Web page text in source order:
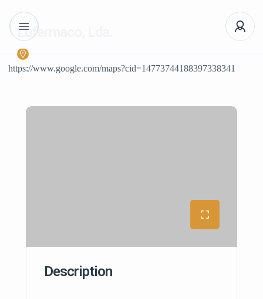
Lufermaco, Lda.
https://www.google.com/maps?cid=14773744188397338341
Description